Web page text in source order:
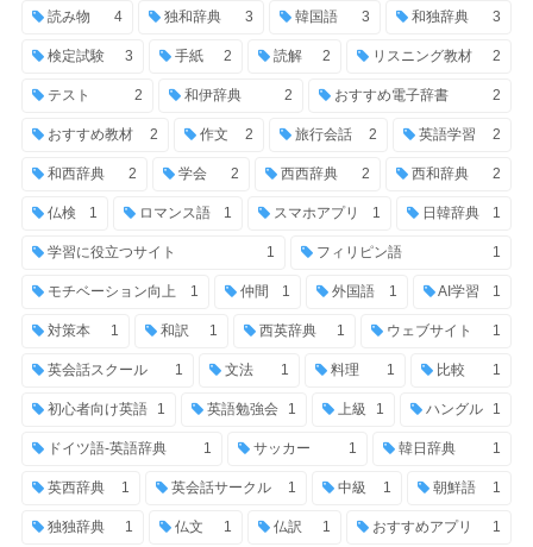
読み物 4 独和辞典 3 韓国語 3 和独辞典 3
検定試験 3 手紙 2 読解 2 リスニング教材 2
テスト 2 和伊辞典 2 おすすめ電子辞書 2
おすすめ教材 2 作文 2 旅行会話 2 英語学習 2
和西辞典 2 学会 2 西西辞典 2 西和辞典 2
仏検 1 ロマンス語 1 スマホアプリ 1 日韓辞典 1
学習に役立つサイト 1 フィリピン語 1
モチベーション向上 1 仲間 1 外国語 1 AI学習 1
対策本 1 和訳 1 西英辞典 1 ウェブサイト 1
英会話スクール 1 文法 1 料理 1 比較 1
初心者向け英語 1 英語勉強会 1 上級 1 ハングル 1
ドイツ語-英語辞典 1 サッカー 1 韓日辞典 1
英西辞典 1 英会話サークル 1 中級 1 朝鮮語 1
独独辞典 1 仏文 1 仏訳 1 おすすめアプリ 1